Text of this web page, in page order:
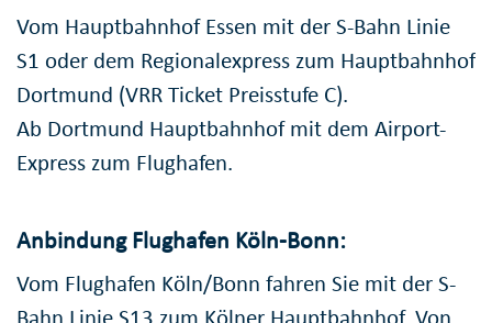
Vom Hauptbahnhof Essen mit der S-Bahn Linie
S1 oder dem Regionalexpress zum Hauptbahnhof
Dortmund (VRR Ticket Preisstufe C).
Ab Dortmund Hauptbahnhof mit dem Airport-
Express zum Flughafen.
Anbindung Flughafen Köln-Bonn:
Vom Flughafen Köln/Bonn fahren Sie mit der S-
Bahn Linie S13 zum Kölner Hauptbahnhof. Von